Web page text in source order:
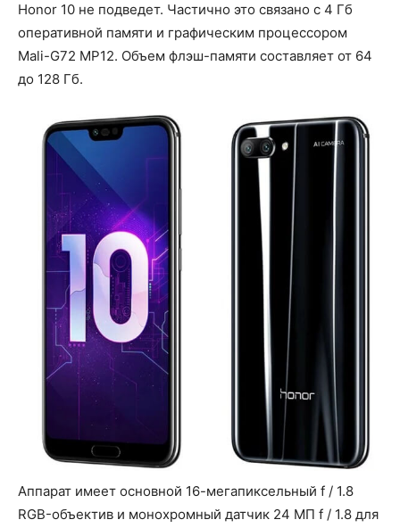
Honor 10 не подведет. Частично это связано с 4 Гб
оперативной памяти и графическим процессором
Mali-G72 MP12. Объем флэш-памяти составляет от 64
до 128 Гб.
Аппарат имеет основной 16-мегапиксельный f / 1.8
RGB-объектив и монохромный датчик 24 МП f / 1.8 для